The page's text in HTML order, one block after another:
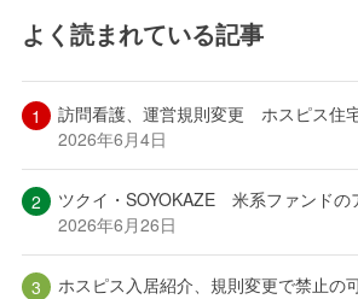
よく読まれている記事
訪問看護、運営規則変更 ホスピス住
2026年6月4日
ツクイ・SOYOKAZE 米系ファンドの
2026年6月26日
ホスピス入居紹介、規則変更で禁止